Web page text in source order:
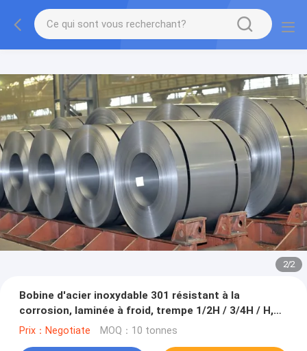
2/2
Bobine d'acier inoxydable 301 résistant à la
corrosion, laminée à froid, trempe 1/2H / 3/4H / H,
pour emboutissage de précision
Prix：Negotiate MOQ：10 tonnes